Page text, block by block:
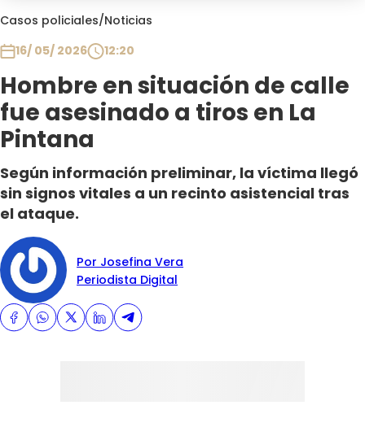
Casos policiales/Noticias
16/ 05/ 2026
12:20
Hombre en situación de calle
fue asesinado a tiros en La
Pintana
Según información preliminar, la víctima llegó
sin signos vitales a un recinto asistencial tras
el ataque.
Por Josefina Vera
Periodista Digital
Club De La Comedia
Plan Perfecto
El Tiempo
Sabingo
Todos Los Programas